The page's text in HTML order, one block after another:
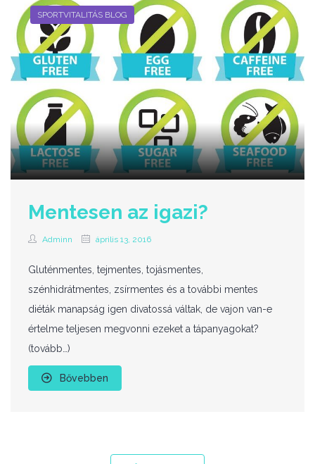
SPORTVITALITÁS BLOG
Mentesen az igazi?
Adminn április 13, 2016
Gluténmentes, tejmentes, tojásmentes,
szénhidrátmentes, zsírmentes és a további mentes
diéták manapság igen divatossá váltak, de vajon van-e
értelme teljesen megvonni ezeket a tápanyagokat?
(tovább…)
Bővebben